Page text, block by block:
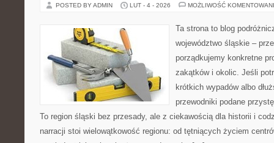
POSTED BY ADMIN LUT - 4 - 2026 MOŻLIWOŚĆ
Ta strona to blog
województwo śląskie –
porządkujemy konkretne
zakątków i okolic. Jeśli
krótkich wypadów albo
przewodniki podane
To region śląski bez przesady, ale z ciekawością dla historii i
narracji stoi wielowątkowość regionu: od tętniących życiem